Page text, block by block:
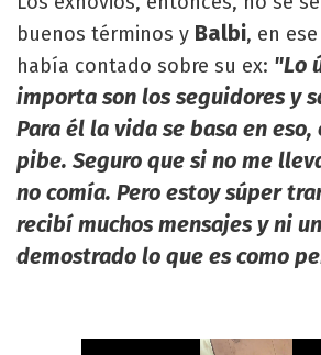
buenos términos y Balbi, en
había contado sobre su ex: "Lo
importa son los seguidores y
Para él la vida se basa en eso,
pibe. Seguro que si no me
no comía. Pero estoy súper
recibí muchos mensajes y ni
demostrado lo que es como